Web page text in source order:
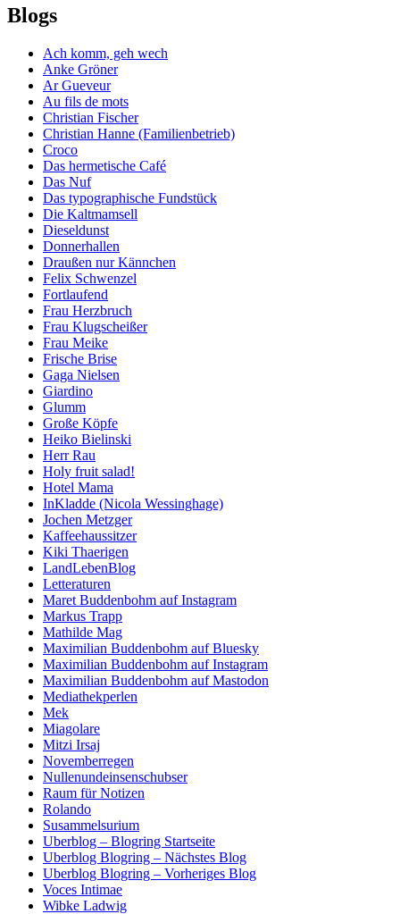
Blogs
Ach komm, geh wech
Anke Gröner
Ar Gueveur
Au fils de mots
Christian Fischer
Christian Hanne (Familienbetrieb)
Croco
Das hermetische Café
Das Nuf
Das typographische Fundstück
Die Kaltmamsell
Dieseldunst
Donnerhallen
Draußen nur Kännchen
Felix Schwenzel
Fortlaufend
Frau Herzbruch
Frau Klugscheißer
Frau Meike
Frische Brise
Gaga Nielsen
Giardino
Glumm
Große Köpfe
Heiko Bielinski
Herr Rau
Holy fruit salad!
Hotel Mama
InKladde (Nicola Wessinghage)
Jochen Metzger
Kaffeehaussitzer
Kiki Thaerigen
LandLebenBlog
Letteraturen
Maret Buddenbohm auf Instagram
Markus Trapp
Mathilde Mag
Maximilian Buddenbohm auf Bluesky
Maximilian Buddenbohm auf Instagram
Maximilian Buddenbohm auf Mastodon
Mediathekperlen
Mek
Miagolare
Mitzi Irsaj
Novemberregen
Nullenundeinsenschubser
Raum für Notizen
Rolando
Susammelsurium
Uberblog – Blogring Startseite
Uberblog Blogring – Nächstes Blog
Uberblog Blogring – Vorheriges Blog
Voces Intimae
Wibke Ladwig